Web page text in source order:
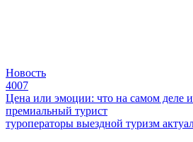
Новость
4007
Цена или эмоции: что на самом деле
премиальный турист
туроператоры выездной туризм